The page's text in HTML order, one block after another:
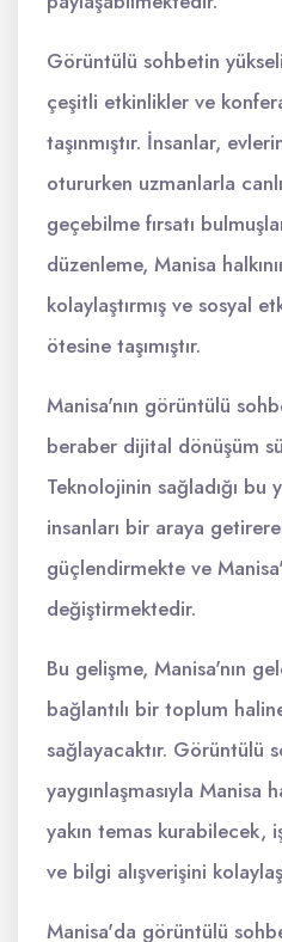
Görüntülü sohbetin
çeşitli etkinlikler ve
taşınmıştır. İnsanlar,
otururken uzmanlarla
geçebilme fırsatı
düzenleme, Manisa
kolaylaştırmış ve sosyal
ötesine taşımıştır.
Manisa'nın görüntülü
beraber dijital dönüşüm
Teknolojinin sağladığı bu
insanları bir araya
güçlendirmekte ve
değiştirmektedir.
Bu gelişme, Manisa'nın
bağlantılı bir toplum
sağlayacaktır. Görüntülü
yaygınlaşmasıyla Manisa
yakın temas kurabilecek,
ve bilgi alışverişini
Manisa'da görüntülü